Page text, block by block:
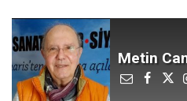
Metin